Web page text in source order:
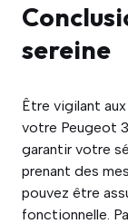
sereine
Être vigilant
votre Peugeot
garantir votre
prenant des
pouvez être
fonctionnelle.